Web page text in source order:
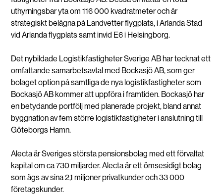
uthyrningsbar yta om 116 000 kvadratmeter och är
strategiskt belägna på Landvetter flygplats, i Arlanda Stad
vid Arlanda flygplats samt invid E6 i Helsingborg.
Det nybildade Logistikfastigheter Sverige AB har tecknat ett
omfattande samarbetsavtal med Bockasjö AB, som ger
bolaget option på samtliga de nya logistikfastigheter som
Bockasjö AB kommer att uppföra i framtiden. Bockasjö har
en betydande portfölj med planerade projekt, bland annat
byggnation av fem större logistikfastigheter i anslutning till
Göteborgs Hamn.
Alecta är Sveriges största pensionsbolag med ett förvaltat
kapital om ca 730 miljarder. Alecta är ett ömsesidigt bolag
som ägs av sina 2,1 miljoner privatkunder och 33 000
företagskunder.